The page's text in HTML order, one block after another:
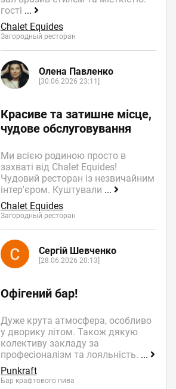
гості ...
Chalet Equides
Загородный ресторан
Олена Павленко
[30.06.2026 23:11]
Красиве та затишне місце,
чудове обслуговування
Ми всією родиною просто в
захваті від Chalet Equides!
Чудовий ресторан із незвичайним
інтер'єром. Куштували ...
Chalet Equides
Загородный ресторан
Сергій Шевченко
[28.06.2026 20:13]
Офігений бар!
Дуже крута атмосфера, особливо
у дворику літом. Також дякую
колективу закладу за
професіоналізм та лояльність. ...
Punkraft
Бар крафтового пива